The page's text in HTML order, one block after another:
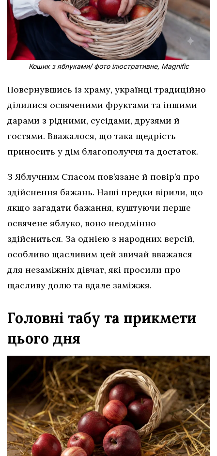
Кошик з яблуками/ фото ілюстративне, Magnific
Повернувшись із храму, українці традиційно
ділилися освяченими фруктами та іншими
дарами з рідними, сусідами, друзями й
гостями. Вважалося, що така щедрість
приносить у дім благополуччя та достаток.
З Яблучним Спасом пов’язане й повір’я про
здійснення бажань. Наші предки вірили, що
якщо загадати бажання, куштуючи перше
освячене яблуко, воно неодмінно
здійсниться. За однією з народних версій,
особливо щасливим цей звичай вважався
для незаміжніх дівчат, які просили про
щасливу долю та вдале заміжжя.
Головні табу та прикмети
цього дня